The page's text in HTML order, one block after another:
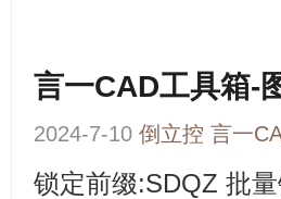
言一CAD工具箱-
2024-7-10 倒立控 言一
锁定前缀:SDQZ 批